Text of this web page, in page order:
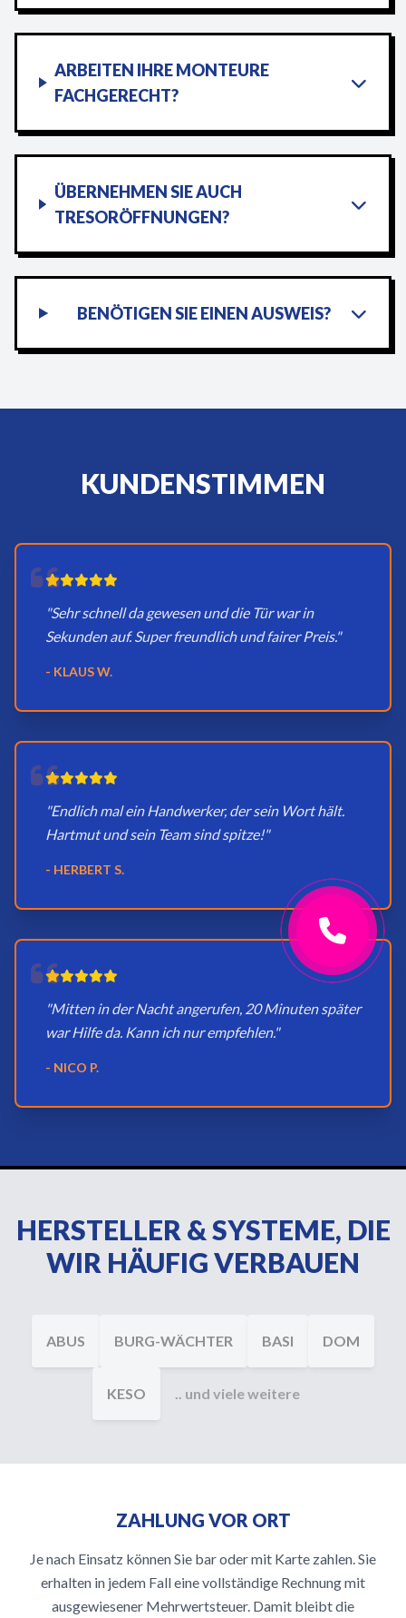
ARBEITEN IHRE MONTEURE
FACHGERECHT?
ÜBERNEHMEN SIE AUCH
TRESORÖFFNUNGEN?
BENÖTIGEN SIE EINEN AUSWEIS?
KUNDENSTIMMEN
"Sehr schnell da gewesen und die Tür war in
Sekunden auf. Super freundlich und fairer Preis."
- KLAUS W.
"Endlich mal ein Handwerker, der sein Wort hält.
Hartmut und sein Team sind spitze!"
- HERBERT S.
"Mitten in der Nacht angerufen, 20 Minuten später
war Hilfe da. Kann ich nur empfehlen."
- NICO P.
HERSTELLER & SYSTEME, DIE
WIR HÄUFIG VERBAUEN
ABUS BURG-WÄCHTER BASI DOM
KESO .. und viele weitere
ZAHLUNG VOR ORT
Je nach Einsatz können Sie bar oder mit Karte zahlen. Sie
erhalten in jedem Fall eine vollständige Rechnung mit
ausgewiesener Mehrwertsteuer. Damit bleibt die